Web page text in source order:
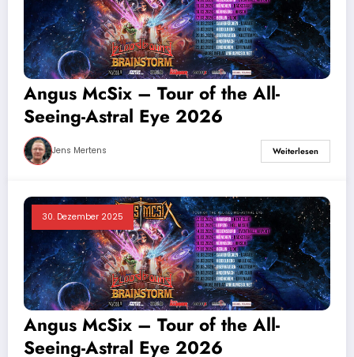
Angus McSix – Tour of the All-
Seeing-Astral Eye 2026
Jens Mertens Weiterlesen
30. Dezember 2025
Angus McSix – Tour of the All-
Seeing-Astral Eye 2026